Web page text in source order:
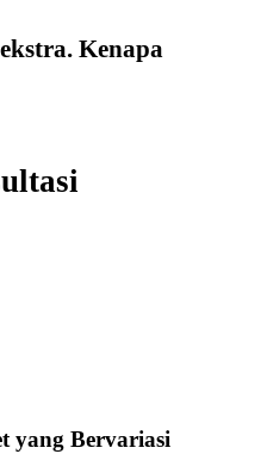
Kenapa
yang Bervariasi